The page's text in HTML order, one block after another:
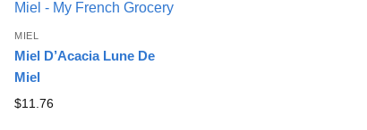
MIEL
Miel D’Acacia Lune De
Miel
$11.76